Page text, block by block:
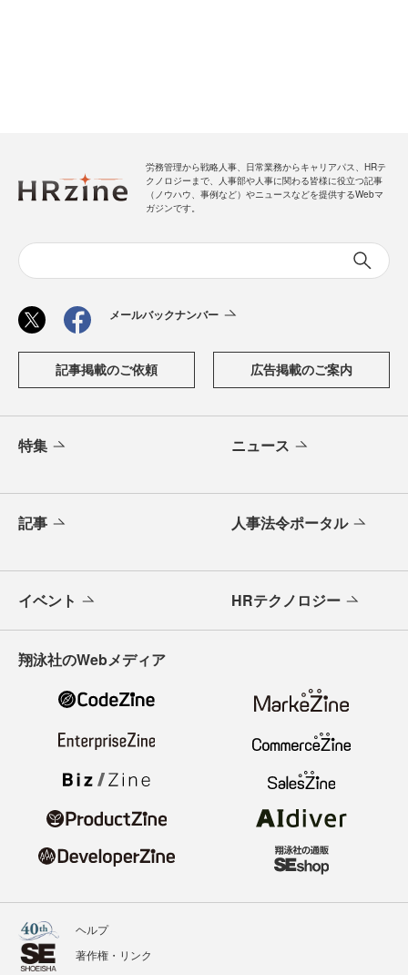
労務管理から戦略人事、日常業務からキャリアパス、HRテ
クノロジーまで、人事部や人事に関わる皆様に役立つ記事
（ノウハウ、事例など）やニュースなどを提供するWebマ
ガジンです。
メールバックナンバー
記事掲載のご依頼 広告掲載のご案内
特集 ニュース
記事 人事法令ポータル
イベント HRテクノロジー
翔泳社のWebメディア
ヘルプ
著作権・リンク